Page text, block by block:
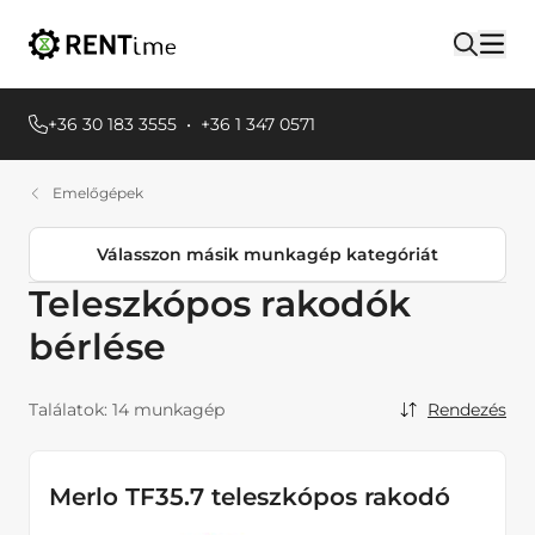
+36 30 183 3555 • +36 1 347 0571
Emelőgépek
Válasszon másik munkagép kategóriát
Termékkategóriák
Egyéb Földmunkagépek
Emelőgépek
Teleszkópos rakodók
bérlése
Találatok: 14 munkagép Rendezés
Merlo TF35.7 teleszkópos rakodó